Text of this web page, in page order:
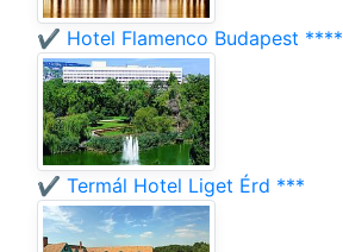
✔️ Hotel Flamenco Budapest ****
✔️ Termál Hotel Liget Érd ***